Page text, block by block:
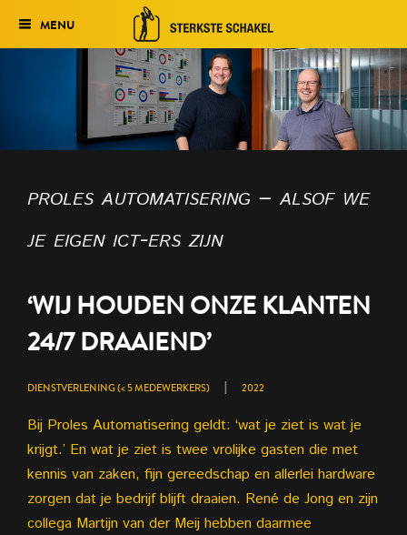
Verkiezing
Genomineerden 2027
Uitslag 2026
MENU
proles automatisering – alsof we
je eigen ict-ers zijn
‘WIJ HOUDEN ONZE KLANTEN
24/7 DRAAIEND’
DIENSTVERLENING (< 5 MEDEWERKERS) | 2022
Bij Proles Automatisering geldt: ‘wat je ziet is wat je
krijgt.’ En wat je ziet is twee vrolijke gasten die met
kennis van zaken, fijn gereedschap en allerlei hardware
zorgen dat je bedrijf blijft draaien. René de Jong en zijn
collega Martijn van der Meij hebben daarmee